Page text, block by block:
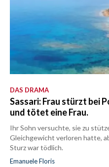
DAS DRAMA
Sassari: Frau stürzt bei
und tötet eine Frau.
Ihr Sohn versuchte, sie zu
Gleichgewicht verloren hatte,
Sturz war tödlich.
Emanuele Floris